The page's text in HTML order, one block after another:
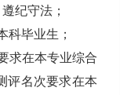
纪守法；
毕业生；
求在本专业综合
评名次要求在本